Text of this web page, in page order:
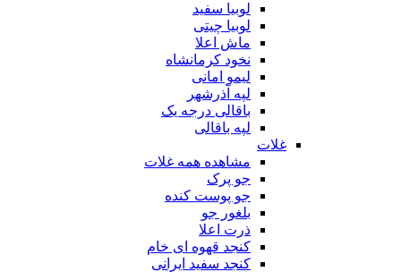
لوبیا سفید
لوبیا چیتی
ماش اعلا
نخود کرمانشاه
لیمو امانی
لپه آذرشهر
باقالی درجه یک
لپه باقالی
غلات
مشاهده همه غلات
جو پرک
جو پوست کنده
بلغور جو
ذرت اعلا
کنجد قهوه ای خام
کنجد سفید ایرانی